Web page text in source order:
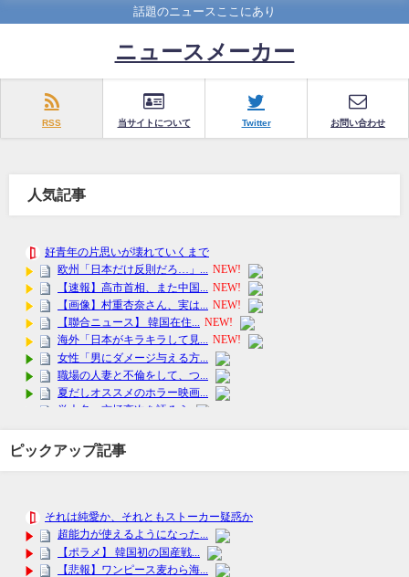
話題のニュースここにあり
ニュースメーカー
RSS 当サイトについて Twitter お問い合わせ
人気記事
ピックアップ記事